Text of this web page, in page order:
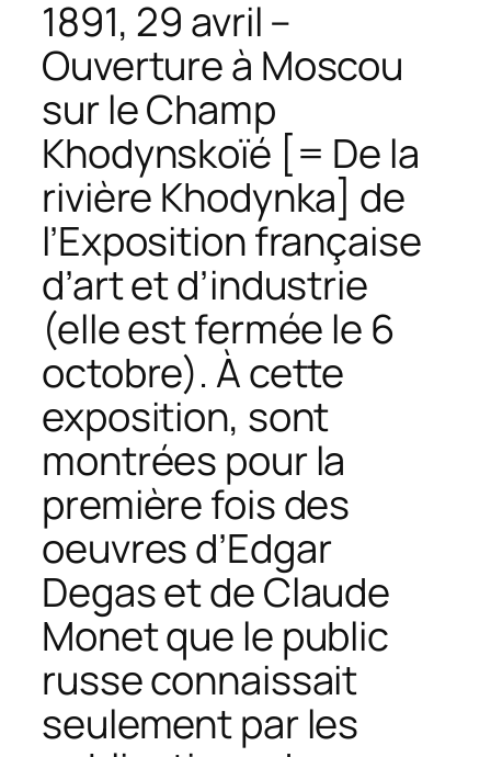
1891, 29 avril –
Ouverture à Moscou
sur le Champ
Khodynskoïé [= De la
rivière Khodynka] de
l’Exposition française
d’art et d’industrie
(elle est fermée le 6
octobre). À cette
exposition, sont
montrées pour la
première fois des
oeuvres d’Edgar
Degas et de Claude
Monet que le public
russe connaissait
seulement par les